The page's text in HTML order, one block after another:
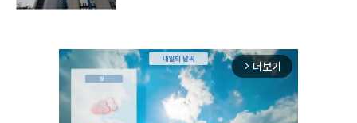
arrow_forward_ios 더보기